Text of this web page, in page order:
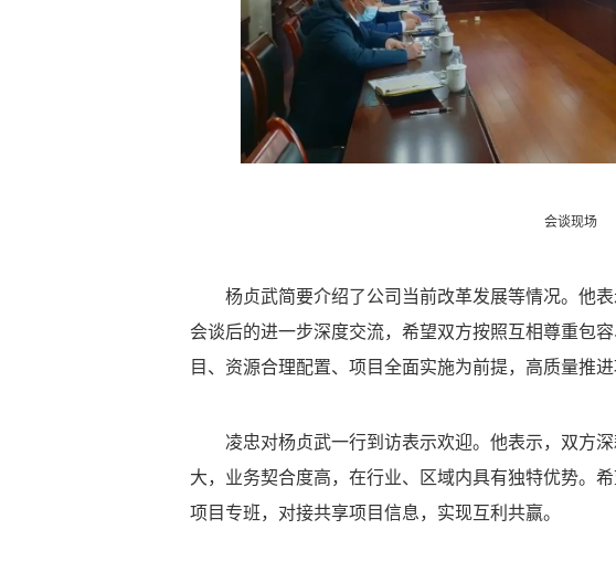
会谈现场
杨贞武简要介绍了公司当前改革发展等情况。他
会谈后的进一步深度交流，希望双方按照互相尊重包
目、资源合理配置、项目全面实施为前提，高质量推进
凌忠对杨贞武一行到访表示欢迎。他表示，双方
大，业务契合度高，在行业、区域内具有独特优势。
项目专班，对接共享项目信息，实现互利共赢。